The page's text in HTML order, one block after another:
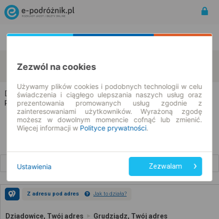
09.08.2026 | -- : --
Dziadowice → Grudziądz
Rozkład jazdy i bilety
Z adresu pod adres Jak to działa?
Dziadowice, Twój adres Grudziądz, Twój adres
Zezwól na cookies
Używamy plików cookies i podobnych technologii w celu
świadczenia i ciągłego ulepszania naszych usług oraz
prezentowania promowanych usług zgodnie z
zainteresowaniami użytkowników. Wyrażoną zgodę
możesz w dowolnym momencie cofnąć lub zmienić.
Więcej informacji w Polityce prywatności.
Ustawienia Zezwalam